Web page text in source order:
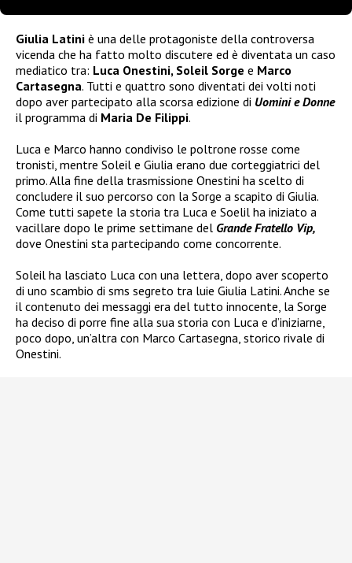
Giulia Latini è una delle protagoniste della controversa
vicenda che ha fatto molto discutere ed è diventata un caso
mediatico tra: Luca Onestini, Soleil Sorge e Marco
Cartasegna. Tutti e quattro sono diventati dei volti noti
dopo aver partecipato alla scorsa edizione di Uomini e Donne
il programma di Maria De Filippi.
Luca e Marco hanno condiviso le poltrone rosse come
tronisti, mentre Soleil e Giulia erano due corteggiatrici del
primo. Alla fine della trasmissione Onestini ha scelto di
concludere il suo percorso con la Sorge a scapito di Giulia.
Come tutti sapete la storia tra Luca e Soelil ha iniziato a
vacillare dopo le prime settimane del Grande Fratello Vip,
dove Onestini sta partecipando come concorrente.
Soleil ha lasciato Luca con una lettera, dopo aver scoperto
di uno scambio di sms segreto tra luie Giulia Latini. Anche se
il contenuto dei messaggi era del tutto innocente, la Sorge
ha deciso di porre fine alla sua storia con Luca e d’iniziarne,
poco dopo, un’altra con Marco Cartasegna, storico rivale di
Onestini.